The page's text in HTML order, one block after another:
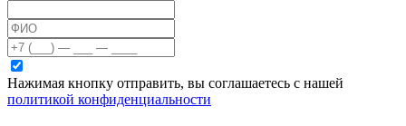
Нажимая кнопку отправить, вы соглашаетесь с нашей
политикой конфиденциальности